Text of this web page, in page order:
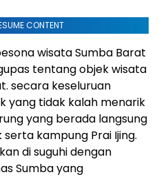
CONTENT
wisata Sumba Barat
tentang objek wisata
secara keseluruan
yang tidak kalah menarik
yang berada langsung
kampung Prai Ijing.
di suguhi dengan
Sumba yang